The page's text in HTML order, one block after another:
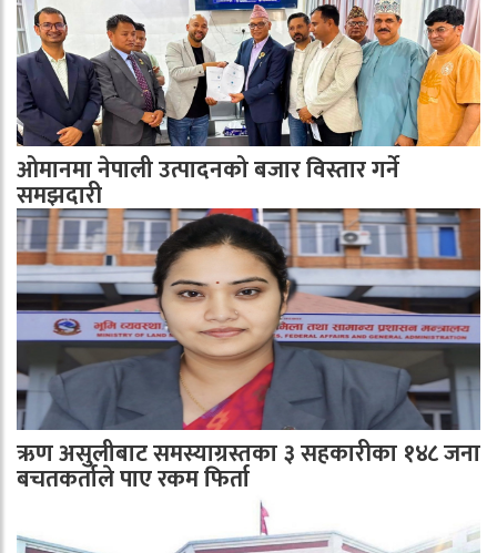
ओमानमा नेपाली उत्पादनको बजार विस्तार गर्ने
समझदारी
ऋण असुलीबाट समस्याग्रस्तका ३ सहकारीका १४८ जना
बचतकर्ताले पाए रकम फिर्ता